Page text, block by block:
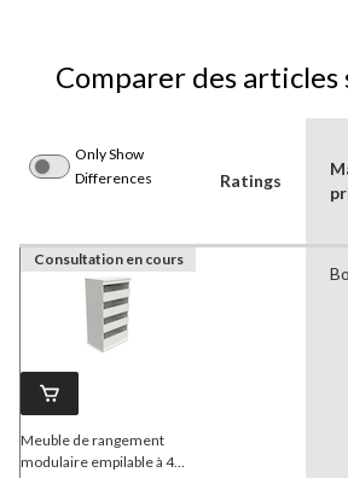
Comparer des articles
Only Show
Differences
Ratings
Consultation en cours
Meuble de rangement
modulaire empilable à 4